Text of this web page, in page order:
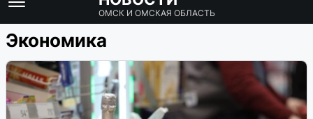
ОМСК И ОМСКАЯ ОБЛАСТЬ
Экономика